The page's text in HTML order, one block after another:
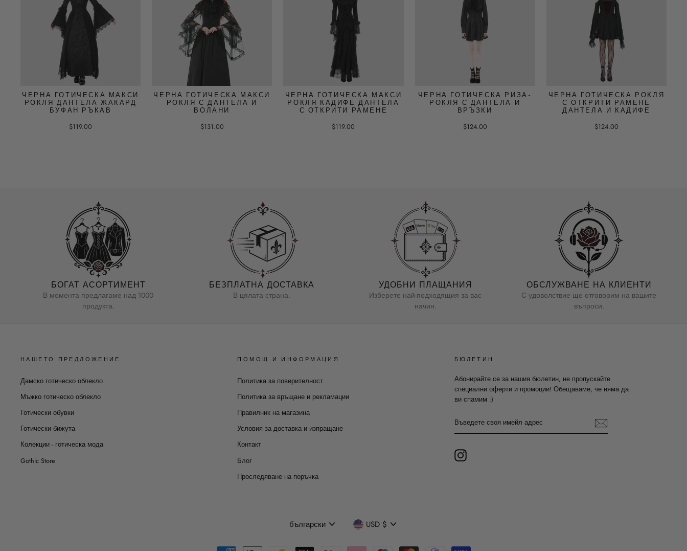
ЧЕРНА ГОТИЧЕСКА МАКСИ
РОКЛЯ ДАНТЕЛА ЖАКАРД
БУФАН РЪКАВ
$119.00
ЧЕРНА ГОТИЧЕСКА МАКСИ
РОКЛЯ С ДАНТЕЛА И
ВОЛАНИ
$131.00
ЧЕРНА ГОТИЧЕСКА МАКСИ
РОКЛЯ КАДИФЕ ДАНТЕЛА
С ОТКРИТИ РАМЕНЕ
$119.00
ЧЕРНА ГОТИЧЕСКА РИЗА-
РОКЛЯ С ДАНТЕЛА И
ВРЪЗКИ
$124.00
ЧЕРНА ГОТИЧЕСКА РОКЛЯ
С ОТКРИТИ РАМЕНЕ
ДАНТЕЛА И КАДИФЕ
$124.00
БОГАТ АСОРТИМЕНТ
В момента предлагаме над 1000
продукта.
БЕЗПЛАТНА ДОСТАВКА
В цялата страна.
УДОБНИ ПЛАЩАНИЯ
Изберете най-подходящия за вас
начин.
ОБСЛУЖВАНЕ НА КЛИЕНТИ
С удоволствие ще отговорим на вашите
въпроси.
НАШЕТО ПРЕДЛОЖЕНИЕ
Дамско готическо облекло
Мъжко готическо облекло
Готически обувки
Готически бижута
Колекции - готическа мода
Gothic Store
ПОМОЩ И ИНФОРМАЦИЯ
Политика за поверителност
Политика за връщане и рекламации
Правилник на магазина
Условия за доставка и изпращане
Контакт
Блог
Проследяване на поръчка
БЮЛЕТИН
Абонирайте се за нашия бюлетин, не пропускайте
специални оферти и промоции! Обещаваме, че няма да
ви спамим :)
СВОЯ
Instagram
Език
български ВалутаUSD $